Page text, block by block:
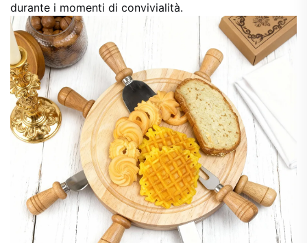
durante i momenti di convivialità.